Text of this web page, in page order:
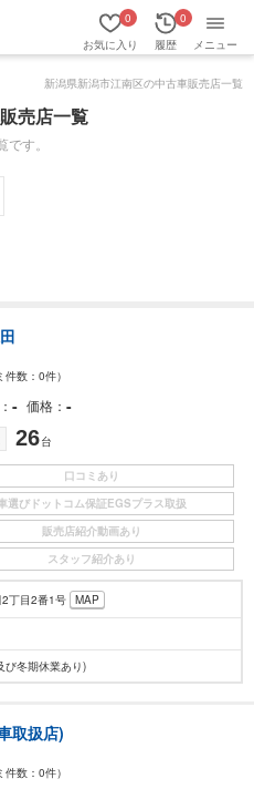
お気に入り
0
履歴
0
メニュー
新潟県新潟市江南区の中古車販売店一覧
売店一覧
す。
件数：0件）
- 価格 -
26台
口コミあり
選びドットコム保証EGSプラス取扱
販売店紹介動画あり
スタッフ紹介あり
丁目2番1号 MAP
び冬期休業あり)
取扱店)
件数：0件）